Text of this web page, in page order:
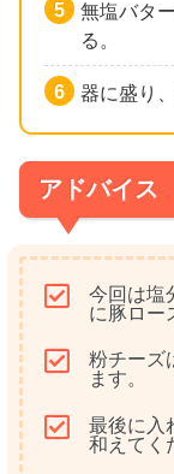
無塩バタ
る。
器に盛り
アドバイス
今回は塩
に豚ロー
粉チーズ
ます。
最後に入
和えてく